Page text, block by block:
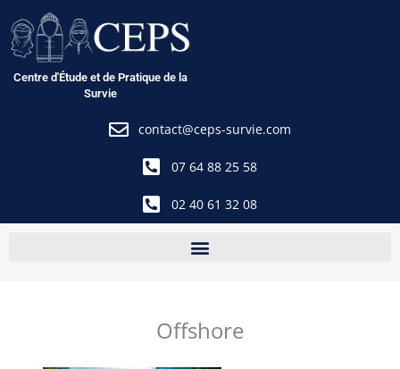
au
contenu
Centre d'Étude et de Pratique de la
Survie
contact@ceps-survie.com
07 64 88 25 58
02 40 61 32 08
Offshore